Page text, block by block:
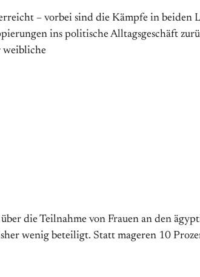
– vorbei sind die Kämpfe in beiden
ins politische Alltagsgeschäft
weibliche
die Teilnahme von Frauen an den
wenig beteiligt. Statt mageren 10